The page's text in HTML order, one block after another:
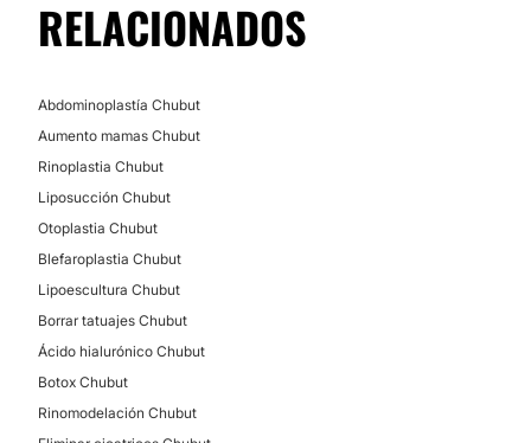
Mesoterapia
Tratamientos celulitis
Microdermoabrasión
Dietas
Peeling
MEDICINA ESTÉTICA
Ácido hialurónico
Botox
Flebología
Plasma Rico en Plaquetas
RELACIONADOS
Abdominoplastía Chubut
Aumento mamas Chubut
Rinoplastia Chubut
Liposucción Chubut
Otoplastia Chubut
Blefaroplastia Chubut
Lipoescultura Chubut
Borrar tatuajes Chubut
Ácido hialurónico Chubut
Botox Chubut
Rinomodelación Chubut